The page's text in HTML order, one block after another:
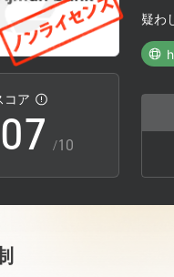
コア
0
1
2
5
6
7
8
/10
疑わ